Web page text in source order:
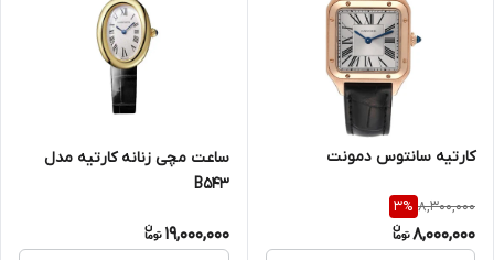
کارتیه سانتوس دمونت
8,300,000
3%
8,000,000
ساعت مچی زنانه کارتیه مدل
B543
19,000,000